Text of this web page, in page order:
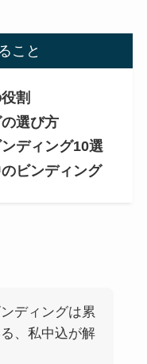
こと
割
選び方
ディング10選
ビンディング
ディングは累
、私中込が解